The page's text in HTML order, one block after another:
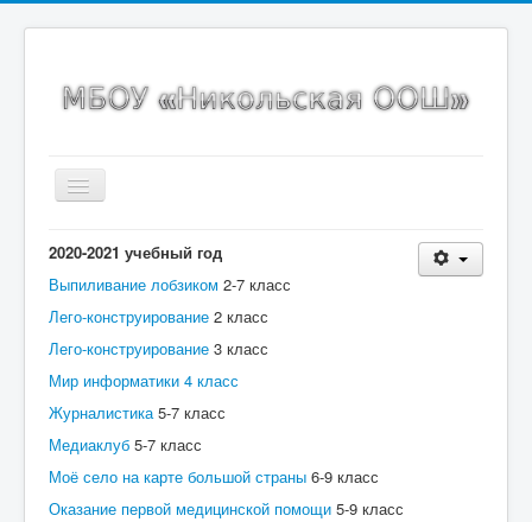
Включить/
выключить
Главная страница
Сведения об образовательной организации
Новости
Карта сайта
ИНКО
Точка роста
Спортивный клуб
2020-2021 учебный год
Выпиливание лобзиком 2-7 класс
Лего-конструирование 2 класс
Лего-конструирование 3 класс
Мир информатики 4 класс
Журналистика5-7 класс
Медиаклуб 5-7 класс
Моё село на карте большой страны 6-9 класс
Оказание первой медицинской помощи 5-9 класс